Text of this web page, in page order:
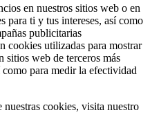
en nuestros sitios web o en
para ti y tus intereses, así como
publicitarias
cookies utilizadas para mostrar
sitios web de terceros más
como para medir la efectividad
cookies, visita nuestro